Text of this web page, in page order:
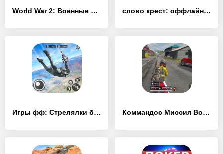
World War 2: Военные игры - [Взлом/МОД Много денег] слово крест: оффлайн игры в сл - [Взлом/МОД Unlocked]
Игры фф: Стрелялки бой Оффлайн - [Взлом/МОД Много денег] Коммандос Миссия Военные Игры - [Взлом/МОД Много денег]